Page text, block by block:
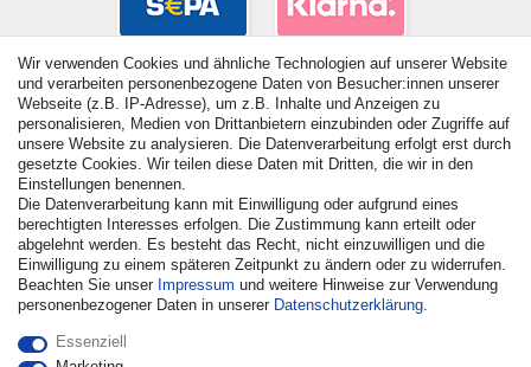
© Copyright 2026 | Alle Rechte vorbehalten. - Alle Rechte
vorbehalten. Preisangaben inkl. gesetzl. 19% MwSt. |
Grundpreise siehe Artikeldetail | *Gilt für Lieferungen nach
Wir verwenden Cookies und ähnliche Technologien auf unserer Website
und verarbeiten personenbezogene Daten von Besucher:innen unserer
Webseite (z.B. IP-Adresse), um z.B. Inhalte und Anzeigen zu
personalisieren, Medien von Drittanbietern einzubinden oder Zugriffe auf
unsere Website zu analysieren. Die Datenverarbeitung erfolgt erst durch
gesetzte Cookies. Wir teilen diese Daten mit Dritten, die wir in den
Einstellungen benennen.
Die Datenverarbeitung kann mit Einwilligung oder aufgrund eines
berechtigten Interesses erfolgen. Die Zustimmung kann erteilt oder
abgelehnt werden. Es besteht das Recht, nicht einzuwilligen und die
Einwilligung zu einem späteren Zeitpunkt zu ändern oder zu widerrufen.
Beachten Sie unser Impressum und weitere Hinweise zur Verwendung
personenbezogener Daten in unserer Daten­schutz­erklärung.
Essenziell